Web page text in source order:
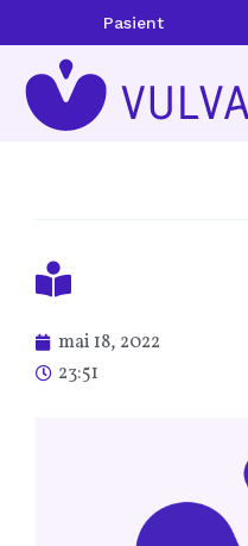
Pasient
mai 18, 2022
23:51